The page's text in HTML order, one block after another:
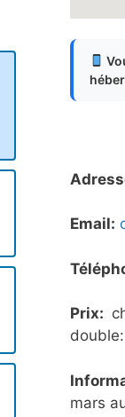
Email:
Prix:
mars